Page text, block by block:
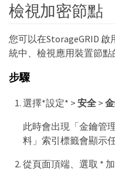
檢視加密節點
您可以在StorageGRID 啟
統中、檢視應用裝置節點
步驟
選擇*設定* > 安全>
此時會出現「金鑰管
料」索引標籤會顯示
從頁面頂端、選取 *